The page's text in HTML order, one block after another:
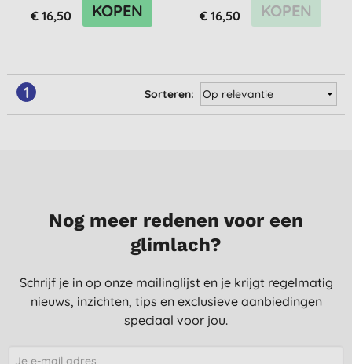
€ 16,50 KOPEN € 16,50 KOPEN
1 Sorteren:
Nog meer redenen voor een
glimlach?
Schrijf je in op onze mailinglijst en je krijgt regelmatig
nieuws, inzichten, tips en exclusieve aanbiedingen
speciaal voor jou.